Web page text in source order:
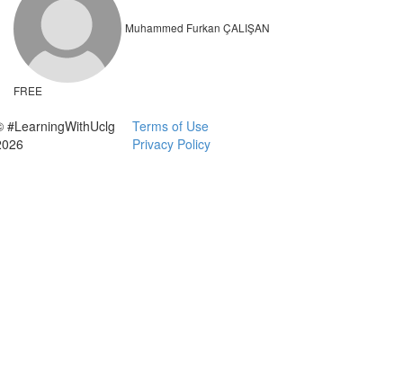
Muhammed Furkan ÇALIŞAN
FREE
#LearningWithUclg
Terms of Use
Privacy Policy